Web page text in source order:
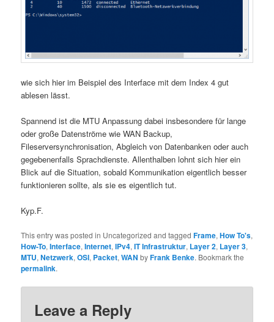
wie sich hier im Beispiel des Interface mit dem Index 4 gut
ablesen lässt.
Spannend ist die MTU Anpassung dabei insbesondere für lange
oder große Datenströme wie WAN Backup,
Fileserversynchronisation, Abgleich von Datenbanken oder auch
gegebenenfalls Sprachdienste. Allenthalben lohnt sich hier ein
Blick auf die Situation, sobald Kommunikation eigentlich besser
funktionieren sollte, als sie es eigentlich tut.
Kyp.F.
This entry was posted in Uncategorized and taggedFrame,How To's,
How-To,Interface,Internet,IPv4,IT Infrastruktur, Layer 2, Layer 3,
MTU,Netzwerk,OSI, Packet,WAN byFrank Benke. Bookmark the
permalink.
Leave a Reply